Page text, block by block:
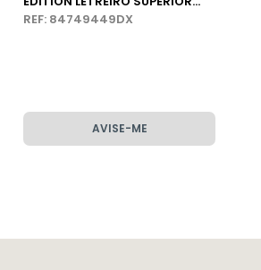
CABINE CAMINHÃO VOLVO FH
REF: 84749449DX
AVISE-ME